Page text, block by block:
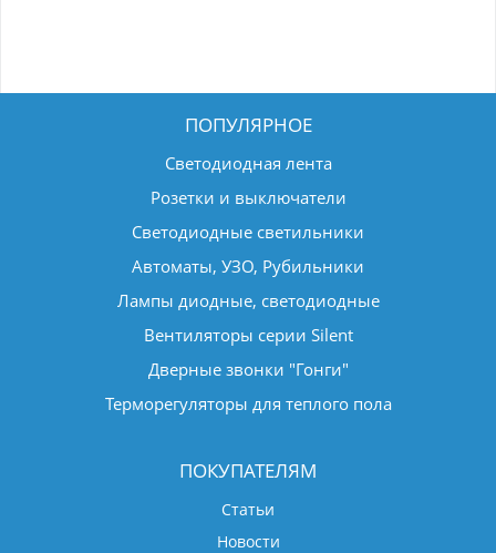
ПОПУЛЯРНОЕ
Светодиодная лента
Розетки и выключатели
Светодиодные светильники
Автоматы, УЗО, Рубильники
Лампы диодные, светодиодные
Вентиляторы серии Silent
Дверные звонки "Гонги"
Терморегуляторы для теплого пола
ПОКУПАТЕЛЯМ
Статьи
Новости